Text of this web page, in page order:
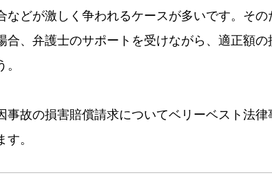
などが激しく争われるケースが多いです。その
合、弁護士のサポートを受けながら、適正額
事故の損害賠償請求についてベリーベスト法律
。